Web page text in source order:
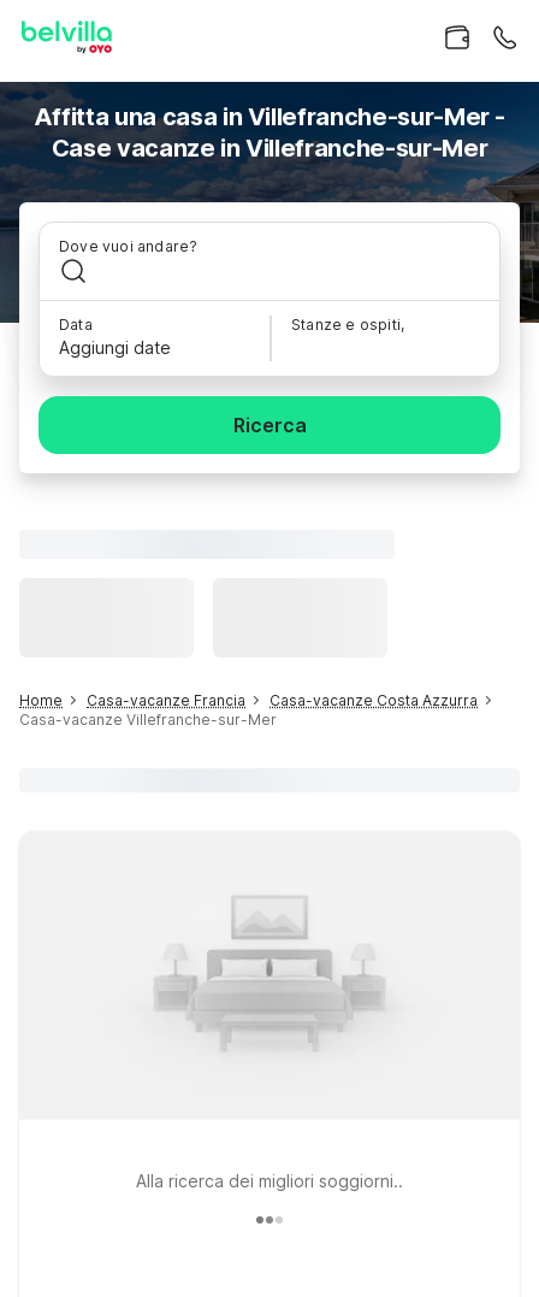
Affitta una casa in Villefranche-sur-Mer -
Case vacanze in Villefranche-sur-Mer
Dove vuoi andare?
Data
Aggiungi date
Stanze e ospiti,
Ricerca
Home Casa-vacanze Francia
Casa-vacanze Costa Azzurra
Casa-vacanze Villefranche-sur-Mer
Alla ricerca dei migliori soggiorni..